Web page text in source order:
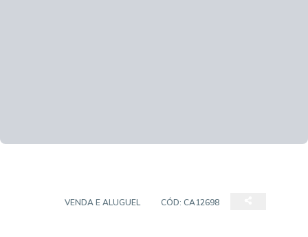
VENDA E ALUGUEL CÓD: CA12698